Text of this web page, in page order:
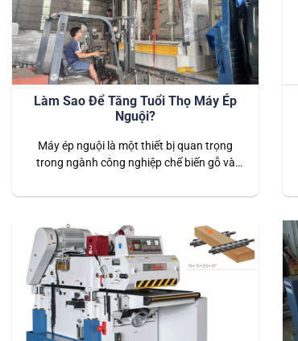
Làm Sao Để Tăng Tuổi Thọ Máy Ép
Nguội?
Máy ép nguội là một thiết bị quan trọng
trong ngành công nghiệp chế biến gỗ và
dài tuổi thọ của máy ép nguội không chỉ
bảo quy trình sản xuất diễn ra ổn định,
hiệu…